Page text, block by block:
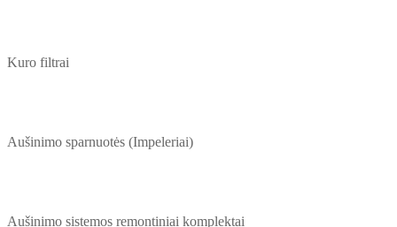
Kuro filtrai
Aušinimo sparnuotės (Impeleriai)
Aušinimo sistemos remontiniai komplektai